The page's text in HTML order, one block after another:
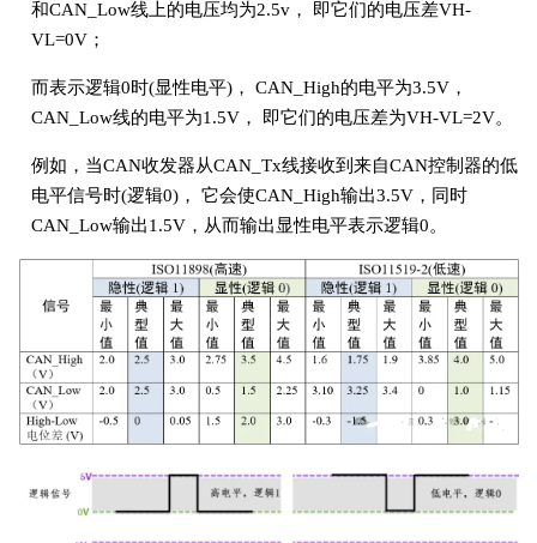
和CAN_Low线上的电压均为2.5v， 即它们的电压差VH-
VL=0V；
而表示逻辑0时(显性电平)， CAN_High的电平为3.5V，
CAN_Low线的电平为1.5V， 即它们的电压差为VH-VL=2V。
例如，当CAN收发器从CAN_Tx线接收到来自CAN控制器的低
电平信号时(逻辑0)， 它会使CAN_High输出3.5V，同时
CAN_Low输出1.5V，从而输出显性电平表示逻辑0。